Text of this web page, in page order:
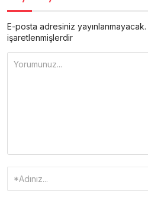
E-posta adresiniz yayınlanmayacak.
işaretlenmişlerdir